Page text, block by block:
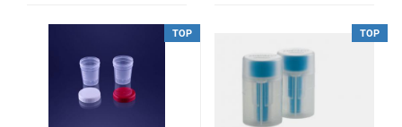
TOP TOP